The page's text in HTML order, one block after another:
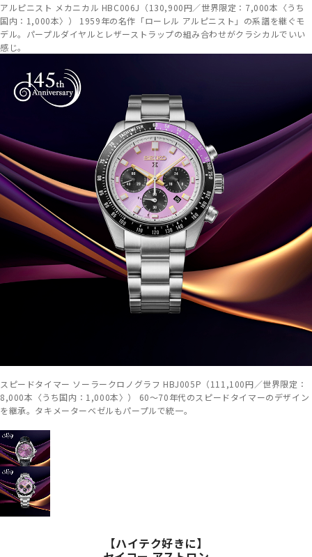
アルピニスト メカニカル HBC006J（130,900円／世界限定：7,000本〈うち
国内：1,000本〉） 1959年の名作「ローレル アルピニスト」の系譜を継ぐモ
デル。パープルダイヤルとレザーストラップの組み合わせがクラシカルでいい
感じ。
スピードタイマー ソーラークロノグラフ HBJ005P（111,100円／世界限定：
8,000本〈うち国内：1,000本〉） 60～70年代のスピードタイマーのデザイン
を継承。タキメーターベゼルもパープルで統一。
【ハイテク好きに】